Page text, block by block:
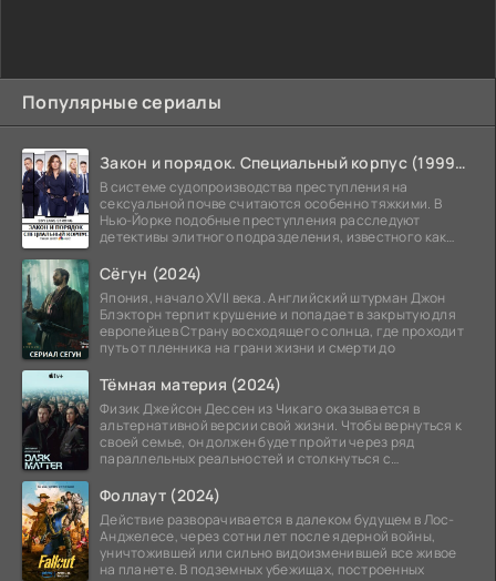
Популярные сериалы
Закон и порядок. Специальный корпус (1999-2026)
В системе судопроизводства преступления на
сексуальной почве считаются особенно тяжкими. В
Нью-Йорке подобные преступления расследуют
детективы элитного подразделения, известного как
Сёгун (2024)
Япония, начало XVII века. Английский штурман Джон
Блэкторн терпит крушение и попадает в закрытую для
европейцев Страну восходящего солнца, где проходит
путь от пленника на грани жизни и смерти до
Тёмная материя (2024)
Физик Джейсон Дессен из Чикаго оказывается в
альтернативной версии свой жизни. Чтобы вернуться к
своей семье, он должен будет пройти через ряд
параллельных реальностей и столкнуться с
Фоллаут (2024)
Действие разворачивается в далеком будущем в Лос-
Анджелесе, через сотни лет после ядерной войны,
уничтожившей или сильно видоизменившей все живое
на планете. В подземных убежищах, построенных